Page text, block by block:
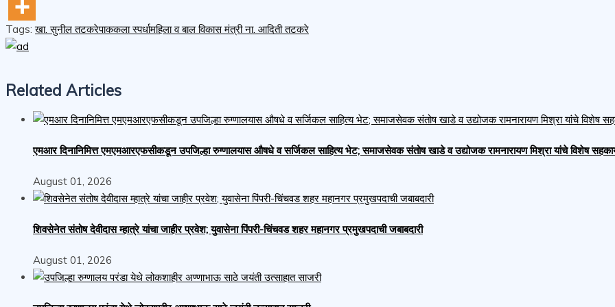
Tags:खा. सुनील तटकरेपाककला स्पर्धामहिला व बाल विकास मंत्री ना. आदिती तटकरे
Related Articles
एमआर दिनानिमित्त एमएमआरएफसीकडून उपजिल्हा रुग्णालयास औषधे व सर्जिकल साहित्य भेट; समाजसेवक संतोष खाडे व उद्योजक रामनारायण मिश्रा यांचे विशेष
August 01, 2026
शिवसेनेत संतोष देवीदास म्हात्रे यांचा जाहीर प्रवेश; युवासेना पिंपरी-चिंचवड शहर महानगर प्रमुखपदाची जबाबदारी
August 01, 2026